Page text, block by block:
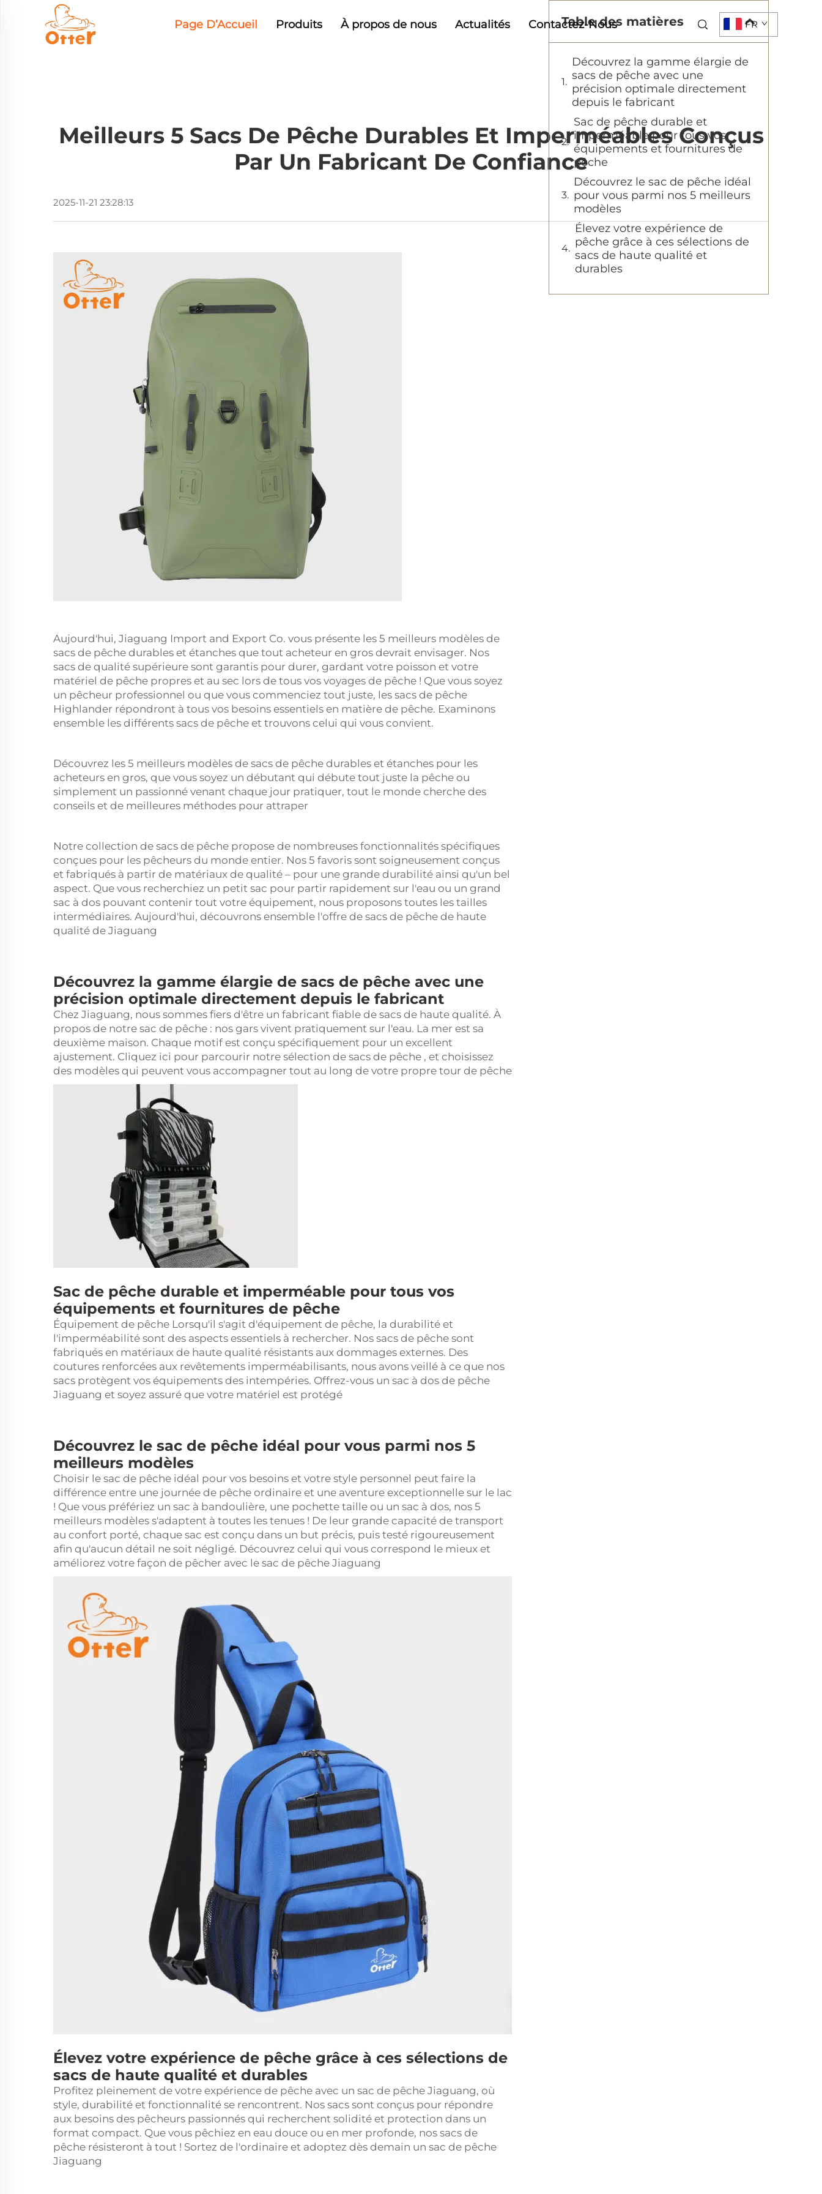
Page D’Accueil Produits À propos de nous Actualités Contactez-Nous FR
Meilleurs 5 Sacs De Pêche Durables Et Imperméables Conçus
Par Un Fabricant De Confiance
2025-11-21 23:28:13
Aujourd'hui, Jiaguang Import and Export Co. vous présente les 5 meilleurs modèles de
sacs de pêche durables et étanches que tout acheteur en gros devrait envisager. Nos
sacs de qualité supérieure sont garantis pour durer, gardant votre poisson et votre
matériel de pêche propres et au sec lors de tous vos voyages de pêche ! Que vous soyez
un pêcheur professionnel ou que vous commenciez tout juste, les sacs de pêche
Highlander répondront à tous vos besoins essentiels en matière de pêche. Examinons
ensemble les différents sacs de pêche et trouvons celui qui vous convient.
Découvrez les 5 meilleurs modèles de sacs de pêche durables et étanches pour les
acheteurs en gros, que vous soyez un débutant qui débute tout juste la pêche ou
simplement un passionné venant chaque jour pratiquer, tout le monde cherche des
conseils et de meilleures méthodes pour attraper
Notre collection de sacs de pêche propose de nombreuses fonctionnalités spécifiques
conçues pour les pêcheurs du monde entier. Nos 5 favoris sont soigneusement conçus
et fabriqués à partir de matériaux de qualité – pour une grande durabilité ainsi qu'un bel
aspect. Que vous recherchiez un petit sac pour partir rapidement sur l'eau ou un grand
sac à dos pouvant contenir tout votre équipement, nous proposons toutes les tailles
intermédiaires. Aujourd'hui, découvrons ensemble l'offre de sacs de pêche de haute
qualité de Jiaguang
Découvrez la gamme élargie de sacs de pêche avec une
précision optimale directement depuis le fabricant
Chez Jiaguang, nous sommes fiers d'être un fabricant fiable de sacs de haute qualité. À
propos de notre sac de pêche : nos gars vivent pratiquement sur l'eau. La mer est sa
deuxième maison. Chaque motif est conçu spécifiquement pour un excellent
ajustement. Cliquez ici pour parcourir notre sélection de sacs de pêche , et choisissez
des modèles qui peuvent vous accompagner tout au long de votre propre tour de pêche
Sac de pêche durable et imperméable pour tous vos
équipements et fournitures de pêche
Équipement de pêche Lorsqu'il s'agit d'équipement de pêche, la durabilité et
l'imperméabilité sont des aspects essentiels à rechercher. Nos sacs de pêche sont
fabriqués en matériaux de haute qualité résistants aux dommages externes. Des
coutures renforcées aux revêtements imperméabilisants, nous avons veillé à ce que nos
sacs protègent vos équipements des intempéries. Offrez-vous un sac à dos de pêche
Jiaguang et soyez assuré que votre matériel est protégé
Découvrez le sac de pêche idéal pour vous parmi nos 5
meilleurs modèles
Choisir le sac de pêche idéal pour vos besoins et votre style personnel peut faire la
différence entre une journée de pêche ordinaire et une aventure exceptionnelle sur le lac
! Que vous préfériez un sac à bandoulière, une pochette taille ou un sac à dos, nos 5
meilleurs modèles s'adaptent à toutes les tenues ! De leur grande capacité de transport
au confort porté, chaque sac est conçu dans un but précis, puis testé rigoureusement
afin qu'aucun détail ne soit négligé. Découvrez celui qui vous correspond le mieux et
améliorez votre façon de pêcher avec le sac de pêche Jiaguang
Élevez votre expérience de pêche grâce à ces sélections de
sacs de haute qualité et durables
Profitez pleinement de votre expérience de pêche avec un sac de pêche Jiaguang, où
style, durabilité et fonctionnalité se rencontrent. Nos sacs sont conçus pour répondre
aux besoins des pêcheurs passionnés qui recherchent solidité et protection dans un
format compact. Que vous pêchiez en eau douce ou en mer profonde, nos sacs de
pêche résisteront à tout ! Sortez de l'ordinaire et adoptez dès demain un sac de pêche
Jiaguang
Table des matières
Découvrez la gamme élargie de
sacs de pêche avec une
précision optimale directement
depuis le fabricant
Sac de pêche durable et
imperméable pour tous vos
équipements et fournitures de
pêche
Découvrez le sac de pêche idéal
pour vous parmi nos 5 meilleurs
modèles
Élevez votre expérience de
pêche grâce à ces sélections de
sacs de haute qualité et
durables